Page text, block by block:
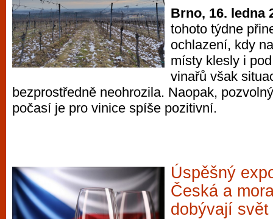
Brno, 16. ledna
tohoto týdne
ochlazení, kdy
místy klesly i
vinařů však
bezprostředně neohrozila. Naopak,
počasí je pro vinice spíše pozitivní.
Úspěšný
Česká a
dobývají svět